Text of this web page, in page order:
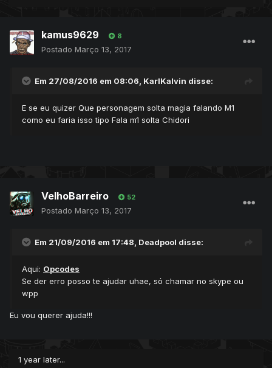
kamus9629 8
Postado Março 13, 2017
Em 27/08/2016 em 08:06, KarlKalvin disse:
E se eu quizer Que personagem solta magia falando M1
como eu faria isso tipo Fala m1 solta Chidori
VelhoBarreiro 52
Postado Março 13, 2017
Em 21/09/2016 em 17:48, Deadpool disse:
Aqui: Opcodes
Se der erro posso te ajudar uhae, só chamar no skype ou
wpp
Eu vou querer ajuda!!!
1 year later...